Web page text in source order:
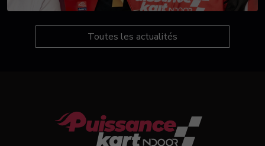
Toutes les actualités